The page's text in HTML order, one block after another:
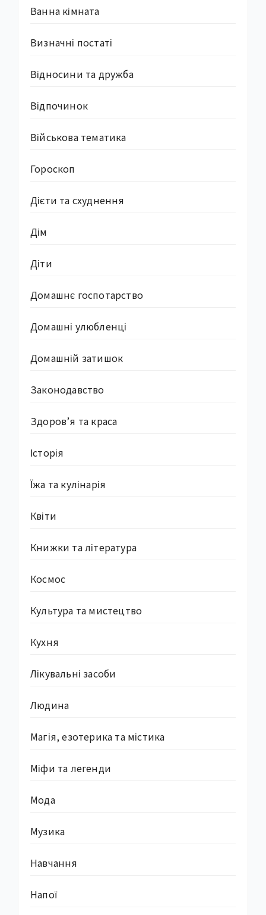
Ванна кімната
Визначні постаті
Відносини та дружба
Відпочинок
Військова тематика
Гороскоп
Дієти та схуднення
Дім
Діти
Домашнє госпотарство
Домашні улюбленці
Домашній затишок
Законодавство
Здоров’я та краса
Історія
Їжа та кулінарія
Квіти
Книжки та література
Космос
Культура та мистецтво
Кухня
Лікувальні засоби
Людина
Магія, езотерика та містика
Міфи та легенди
Мода
Музика
Навчання
Напої